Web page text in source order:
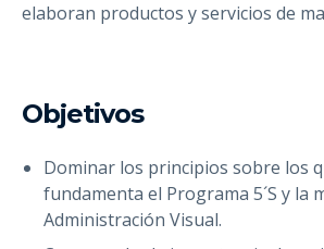
elaboran productos y servicios de
Objetivos
Dominar los principios sobre los
fundamenta el Programa 5´S y la
Administración Visual.